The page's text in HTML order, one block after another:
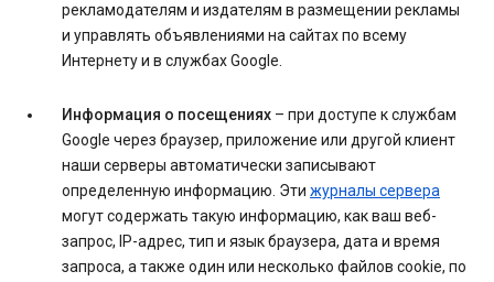
рекламодателям и издателям в размещении рекламы
и управлять объявлениями на сайтах по всему
Интернету и в службах Google.
Информация о посещениях – при доступе к службам
Google через браузер, приложение или другой клиент
наши серверы автоматически записывают
определенную информацию. Эти журналы сервера
могут содержать такую информацию, как ваш веб-
запрос, IP-адрес, тип и язык браузера, дата и время
запроса, а также один или несколько файлов cookie, по